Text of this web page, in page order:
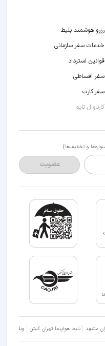
رزرو هوشمند بلیط
خدمات سفر سازمانی
قوانین استرداد
سفر اقساطی
سفر کارت
کارناوال تایم
و تخفیف‌ها)
عضویت
مشهد بلیط هواپیما تهران کیش ویلا شمال